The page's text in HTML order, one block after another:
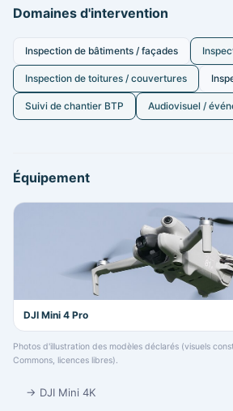
Domaines d'intervention
Inspection de bâtiments / façades
Inspection de toitures / couvertures
Suivi de chantier BTP Audiovisuel /
Équipement
DJI Mini 4 Pro
Photos d'illustration des modèles déclarés (visuels
Commons, licences libres).
→ DJI Mini 4K